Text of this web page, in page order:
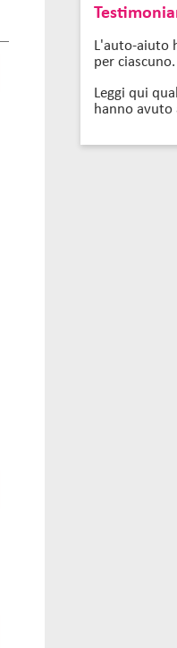
L'auto-aiuto
per ciascuno.
Leggi qui
hanno